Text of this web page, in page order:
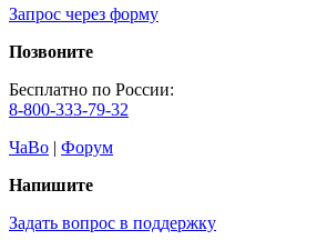
Запрос через форму
Позвоните
Бесплатно по России:
8-800-333-79-32
ЧаВо | Форум
Напишите
Задать вопрос в поддержку